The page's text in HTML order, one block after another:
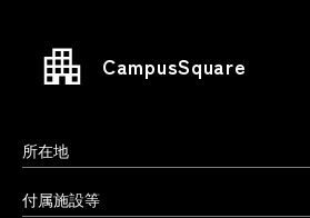
CampusSquare
所在地
上野毛キャンパス
付属施設等